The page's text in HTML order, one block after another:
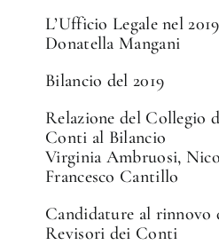
L’Ufficio Legale nel 2019
Donatella Mangani
Bilancio del 2019
Relazione del Collegio
Conti al Bilancio
Virginia Ambruosi,
Francesco Cantillo
Candidature al rinnovo
Revisori dei Conti